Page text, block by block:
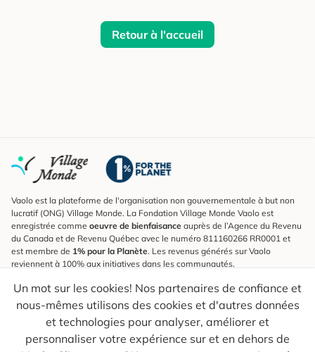
Retour à l'accueil
Un mot sur les cookies! Nos partenaires de confiance et
nous-mêmes utilisons des cookies et d'autres données
et technologies pour analyser, améliorer et
personnaliser votre expérience sur et en dehors de
Vaolo est la plateforme de l'organisation non gouvernementale à but non
lucratif (ONG) Village Monde. La Fondation Village Monde Vaolo est
enregistrée comme oeuvre de bienfaisance auprès de l’Agence du Revenu
du Canada et de Revenu Québec avec le numéro 811160266 RR0001 et
est membre de 1% pour la Planète. Les revenus générés sur Vaolo
reviennent à 100% aux initiatives dans les communautés.
S'inscrire à l'infolettre
Pour connaître les nouveautés, suivre nos explorateurs et recevoir des
astuces pour des voyages plus conscients.
Ton courriel